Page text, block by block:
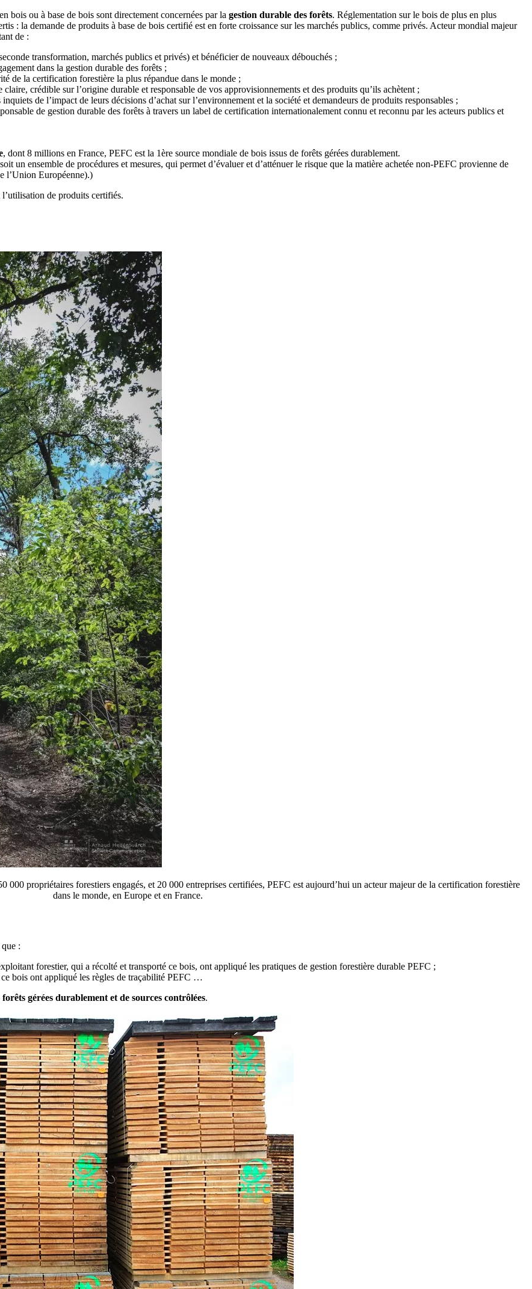
bois ou à base de bois sont directement concernées par la gestion durable des forêts. Réglementation sur le bois de plus en plus
: la demande de produits à base de bois certifié est en forte croissance sur les marchés publics, comme privés. Acteur mondial majeur
de :
transformation, marchés publics et privés) et bénéficier de nouveaux débouchés ;
dans la gestion durable des forêts ;
de la certification forestière la plus répandue dans le monde ;
crédible sur l’origine durable et responsable de vos approvisionnements et des produits qu’ils achètent ;
de l’impact de leurs décisions d’achat sur l’environnement et la société et demandeurs de produits responsables ;
de gestion durable des forêts à travers un label de certification internationalement connu et reconnu par les acteurs publics et
, dont 8 millions en France, PEFC est la 1ère source mondiale de bois issus de forêts gérées durablement.
un ensemble de procédures et mesures, qui permet d’évaluer et d’atténuer le risque que la matière achetée non-PEFC provienne de
l’Union Européenne).)
de produits certifiés.
000 propriétaires forestiers engagés, et 20 000 entreprises certifiées, PEFC est aujourd’hui un acteur majeur de la certification forestière
dans le monde, en Europe et en France.
:
forestier, qui a récolté et transporté ce bois, ont appliqué les pratiques de gestion forestière durable PEFC ;
bois ont appliqué les règles de traçabilité PEFC …
forêts gérées durablement et de sources contrôlées.